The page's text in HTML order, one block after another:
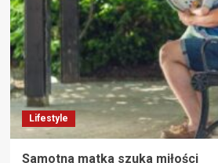
Lifestyle
Samotna matka szuka miłości